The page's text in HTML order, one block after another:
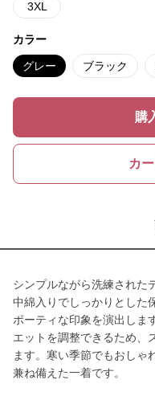
3XL
カラー
グレー ブラック
購
カ
シンプルながら洗練された
中綿入りでしっかりとした
ポーティな印象を演出しま
エットを調整できるため、
ます。寒い季節でもおしゃ
兼ね備えた一着です。